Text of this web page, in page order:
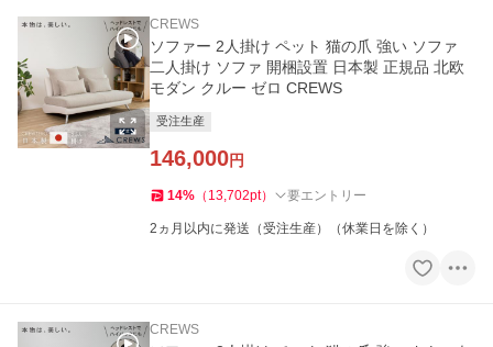
CREWS
ソファー 2人掛け ペット 猫の爪 強い ソファ
二人掛け ソファ 開梱設置 日本製 正規品 北欧
モダン クルー ゼロ CREWS
受注生産
146,000円
14% （ 13,702pt） 要エントリー
2ヵ月以内に発送（受注生産）（休業日を除く）
CREWS